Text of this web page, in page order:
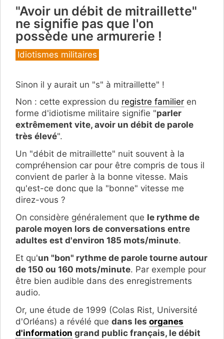
"Avoir un débit de mitraillette"
ne signifie pas que l'on
possède une armurerie !
Catégories
Idiotismes militaires
Sinon il y aurait un "s" à mitraillette" !
Non : cette expression du registre familier en
forme d'idiotisme militaire signifie "parler
extrêmement vite, avoir un débit de parole
très élevé".
Un "débit de mitraillette" nuit souvent à la
compréhension car pour être compris de tous il
convient de parler à la bonne vitesse. Mais
qu'est-ce donc que la "bonne" vitesse me
direz-vous ?
On considère généralement que le rythme de
parole moyen lors de conversations entre
adultes est d'environ 185 mots/minute.
Et qu'un "bon" rythme de parole tourne autour
de 150 ou 160 mots/minute. Par exemple pour
être bien audible dans des enregistrements
audio.
Or, une étude de 1999 (Colas Rist, Université
d'Orléans) a révélé que dans les organes
d'information grand public français, le débit